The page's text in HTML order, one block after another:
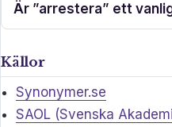
Är ”arrestera” ett
Källor
Synonymer.se
SAOL (Svenska